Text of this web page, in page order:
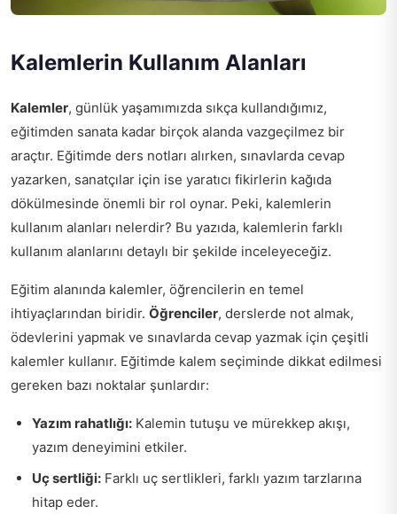
Kalemlerin Kullanım Alanları
Kalemler, günlük yaşamımızda sıkça kullandığımız,
eğitimden sanata kadar birçok alanda vazgeçilmez bir
araçtır. Eğitimde ders notları alırken, sınavlarda cevap
yazarken, sanatçılar için ise yaratıcı fikirlerin kağıda
dökülmesinde önemli bir rol oynar. Peki, kalemlerin
kullanım alanları nelerdir? Bu yazıda, kalemlerin farklı
kullanım alanlarını detaylı bir şekilde inceleyeceğiz.
Eğitim alanında kalemler, öğrencilerin en temel
ihtiyaçlarından biridir. Öğrenciler, derslerde not almak,
ödevlerini yapmak ve sınavlarda cevap yazmak için çeşitli
kalemler kullanır. Eğitimde kalem seçiminde dikkat edilmesi
gereken bazı noktalar şunlardır:
Yazım rahatlığı: Kalemin tutuşu ve mürekkep akışı,
yazım deneyimini etkiler.
Uç sertliği: Farklı uç sertlikleri, farklı yazım tarzlarına
hitap eder.